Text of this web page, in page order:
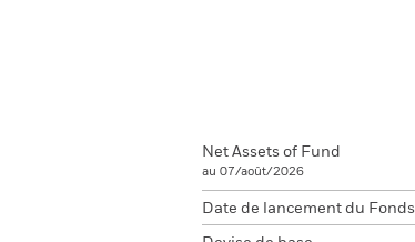
Net Assets of Fund
au 07/août/2026
Date de lancement du Fonds